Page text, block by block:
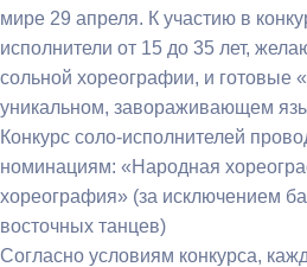
мире 29 апреля. К участию в
исполнители от 15 до 35 лет,
сольной хореографии, и готовые
уникальном, завораживающем
Конкурс соло-исполнителей
номинациям: «Народная
хореография» (за исключением
восточных танцев)
Согласно условиям конкурса,